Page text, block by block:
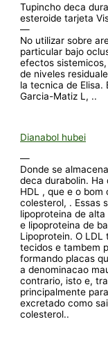
Tupincho deca
esteroide tarjeta
—
No utilizar sobre
particular bajo
efectos
de niveles
la tecnica de Elisa.
Garcia-Matiz L, ..
Dianabol hubei
—
Donde se
deca durabolin. Ha
HDL , que e o bom
colesterol, . Essas
lipoproteina de
e lipoproteina de
Lipoprotein. O
tecidos e tambem
formando placas
a denominacao
contrario, isto e,
principalmente
excretado como
colesterol..